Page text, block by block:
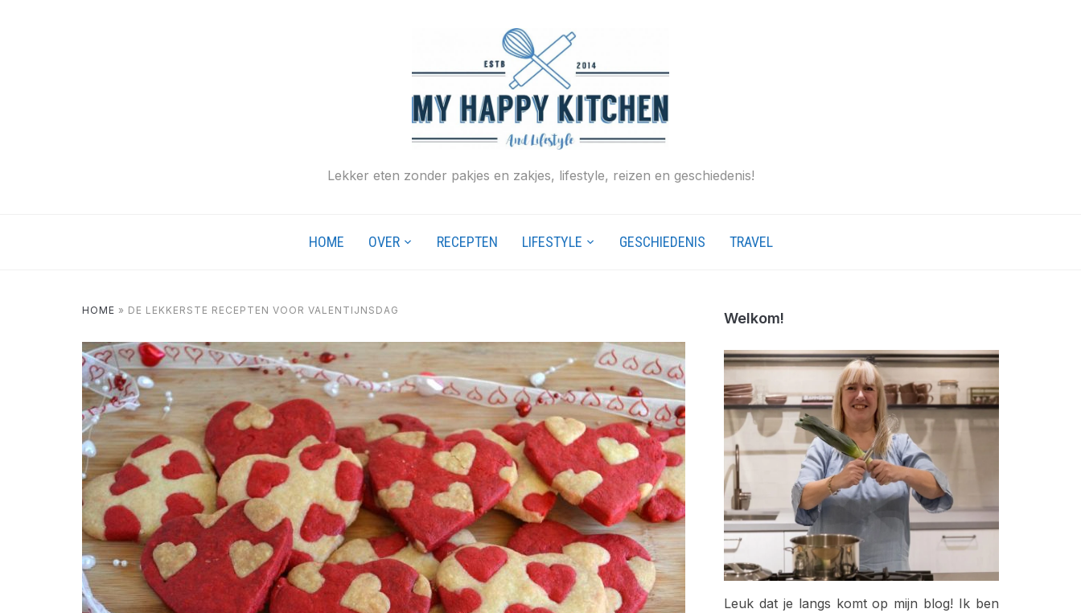
Lekker eten zonder pakjes en zakjes, lifestyle, reizen en geschiedenis!
HOME OVER RECEPTEN LIFESTYLE GESCHIEDENIS TRAVEL
HOME » DE LEKKERSTE RECEPTEN VOOR VALENTIJNSDAG Welkom!
Leuk dat je langs komt op mijn blog! Ik ben